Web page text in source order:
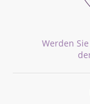
Werden